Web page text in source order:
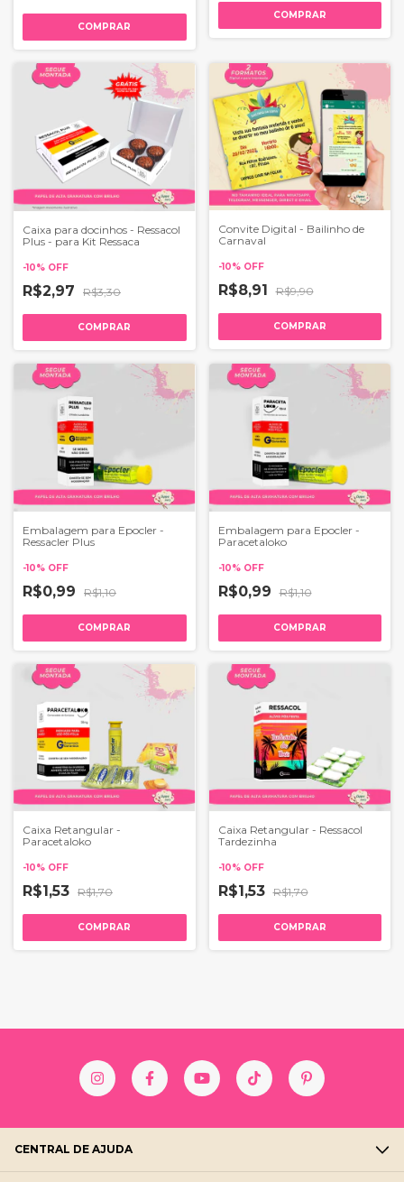
COMPRAR
COMPRAR
Caixa para docinhos - Ressacol
Plus - para Kit Ressaca
-10% OFF
R$2,97 R$3,30
COMPRAR
Convite Digital - Bailinho de
Carnaval
-10% OFF
R$8,91 R$9,90
Embalagem para Epocler -
Ressacler Plus
-10% OFF
R$0,99 R$1,10
COMPRAR
Embalagem para Epocler -
Paracetaloko
-10% OFF
R$0,99 R$1,10
COMPRAR
Caixa Retangular -
Paracetaloko
-10% OFF
R$1,53 R$1,70
COMPRAR
Caixa Retangular - Ressacol
Tardezinha
-10% OFF
R$1,53 R$1,70
COMPRAR
CENTRAL DE AJUDA